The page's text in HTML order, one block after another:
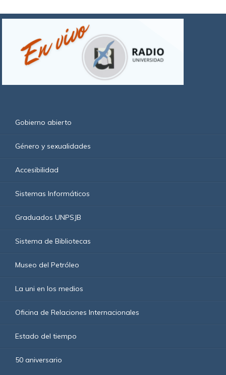
Gobierno abierto
Género y sexualidades
Accesibilidad
Sistemas Informáticos
Graduados UNPSJB
Sistema de Bibliotecas
Museo del Petróleo
La uni en los medios
Oficina de Relaciones Internacionales
Estado del tiempo
50 aniversario